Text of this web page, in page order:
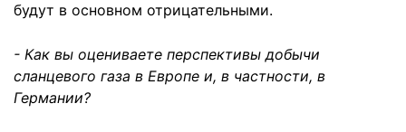
будут в основном отрицательными.
- Как вы оцениваете перспективы добычи
сланцевого газа в Европе и, в частности, в
Германии?